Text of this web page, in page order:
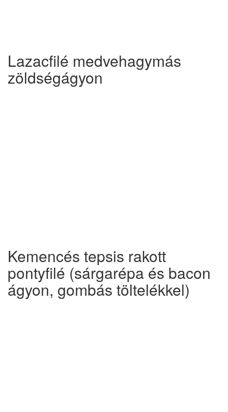
Lazacfilé medvehagymás
zöldségágyon
Kemencés tepsis rakott
pontyfilé (sárgarépa és bacon
ágyon, gombás töltelékkel)